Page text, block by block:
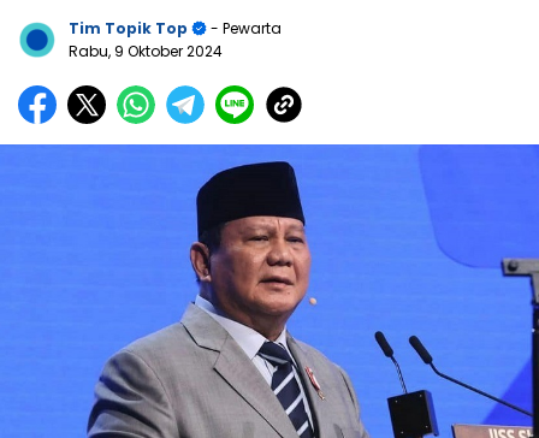
Tim Topik Top
- Pewarta
Rabu, 9 Oktober 2024